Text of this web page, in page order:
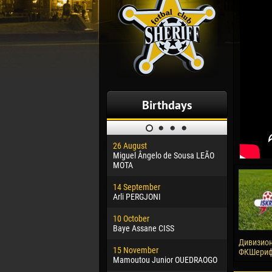
Birthdays
26 August
Miguel Ângelo de Sousa LEÃO
MOTA
14 September
Arli PERGJONI
10 October
Baye Assane CISS
15 November
Mamoutou Junior OUEDRAOGO
30 January
Dhoraso
24 February
Vladislav
02 March
Veaceslav
09 March
Emmanuel